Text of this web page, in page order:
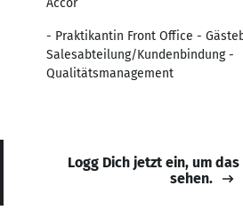
- Praktikantin Front Office -
Salesabteilung/Kundenbindung -
Qualitätsmanagement
Logg Dich jetzt ein, um
sehen.